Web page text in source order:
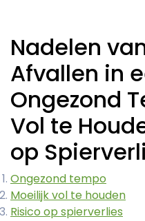
Nadelen
Afvallen in
Ongezond
Vol te
op
Ongezond tempo
Moeilijk vol te houden
Risico op spierverlies